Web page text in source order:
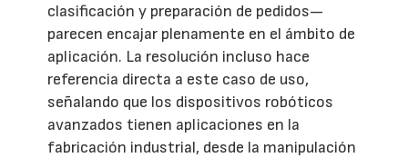
clasificación y preparación de pedidos—
parecen encajar plenamente en el ámbito de
aplicación. La resolución incluso hace
referencia directa a este caso de uso,
señalando que los dispositivos robóticos
avanzados tienen aplicaciones en la
fabricación industrial, desde la manipulación